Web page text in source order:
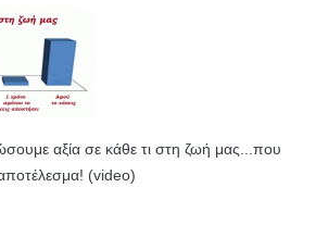
αξία σε κάθε τι στη ζωή μας...που
αποτέλεσμα! (video)